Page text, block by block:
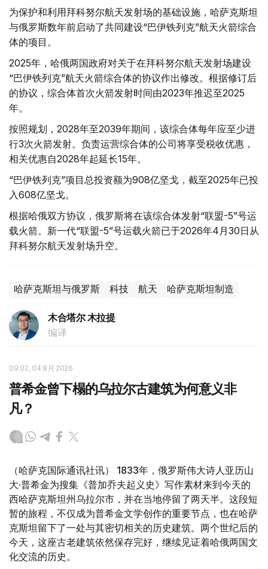
为保护和利用拜科努尔航天发射场的基础设施，哈萨克斯坦
与俄罗斯数年前启动了共同建设“巴伊铁列克”航天火箭综合
体的项目。
2025年，哈俄两国政府对关于在拜科努尔航天发射场建设
“巴伊铁列克”航天火箭综合体的协议作出修改。根据修订后
的协议，综合体首次火箭发射时间由2023年推迟至2025
年。
按照规划，2028年至2039年期间，该综合体每年应至少进
行3次火箭发射。负责运营综合体的公司将享受税收优惠，
相关优惠自2028年起延长15年。
“巴伊铁列克”项目总投资额为908亿坚戈，截至2025年已投
入608亿坚戈。
根据哈俄双方协议，俄罗斯将在该综合体发射“联盟-5”号运
载火箭。新一代“联盟-5”号运载火箭已于2026年4月30日从
拜科努尔航天发射场升空。
哈萨克斯坦与俄罗斯 科技 航天 哈萨克斯坦制造
木合塔尔 木拉提
编译
09:02, 04 8月 2026
普希金曾下榻的乌拉尔古建筑为何意义非
凡？
（哈萨克国际通讯社讯） 1833年，俄罗斯伟大诗人亚历山
大·普希金为搜集《普加乔夫起义史》写作素材来到今天的
西哈萨克斯坦州乌拉尔市，并在当地停留了两天半。这段短
暂的旅程，不仅成为普希金文学创作的重要节点，也在哈萨
克斯坦留下了一处与其密切相关的历史建筑。两个世纪后的
今天，这座古老建筑依然保存完好，继续见证着哈俄两国文
化交流的历史。